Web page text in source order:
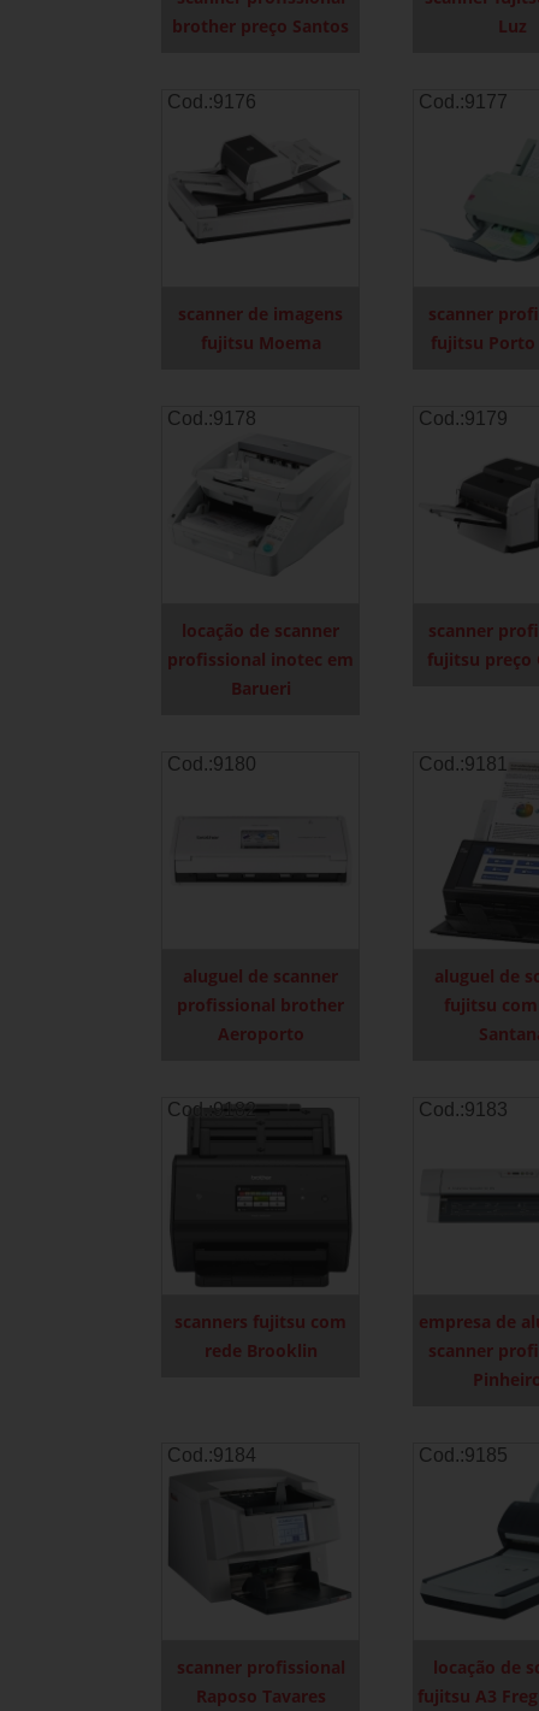
brother preço Santos
Luz
Cod.:9176
scanner de imagens
fujitsu Moema
Cod.:9177
scanner
fujitsu Porto
Cod.:9178
locação de scanner
profissional inotec em
Barueri
Cod.:9179
scanner
fujitsu preço
Cod.:9180
aluguel de scanner
profissional brother
Aeroporto
Cod.:9181
aluguel de
fujitsu
Cod.:9182
scanners fujitsu com
rede Brooklin
Cod.:9183
empresa de
scanner
Cod.:9184
scanner profissional
Raposo Tavares
Cod.:9185
locação de
fujitsu A3